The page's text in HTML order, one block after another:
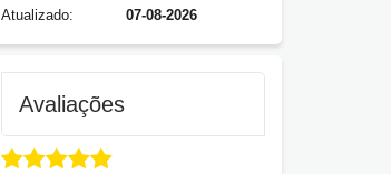
Atualizado:
07-08-2026
Avaliações